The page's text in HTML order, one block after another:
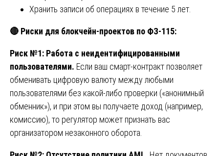
Хранить записи об операциях в течение 5 лет.
🔴 Риски для блокчейн-проектов по ФЗ-115:
Риск №1: Работа с неидентифицированными
пользователями. Если ваш смарт-контракт позволяет
обменивать цифровую валюту между любыми
пользователями без какой-либо проверки («анонимный
обменник»), и при этом вы получаете доход (например,
комиссию), то регулятор может признать вас
организатором незаконного оборота.